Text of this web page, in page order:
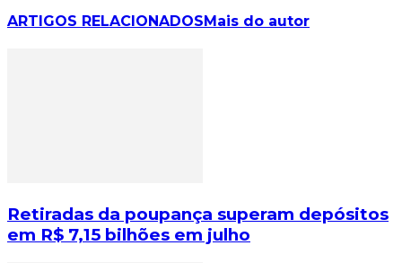
ARTIGOS RELACIONADOS Mais do autor
Retiradas da poupança superam depósitos
em R$ 7,15 bilhões em julho